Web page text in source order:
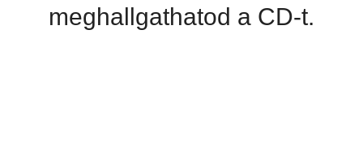
meghallgathatod a CD-t.